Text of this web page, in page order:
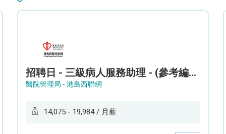
招聘日 - 三級病人服務助理 - (參考編號: HKWCS260107)
醫院管理局 - 港島西聯網
14,075 - 19,984 / 月薪